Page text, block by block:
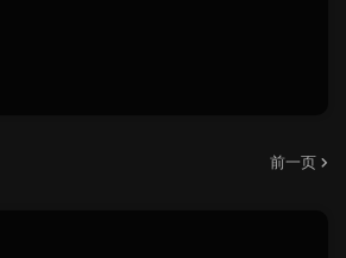
前一页